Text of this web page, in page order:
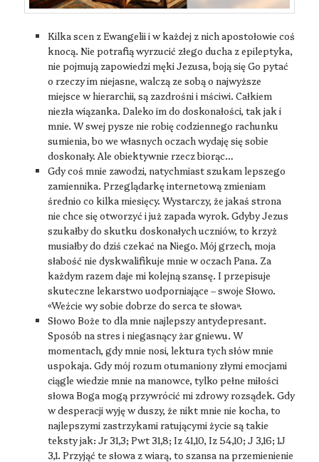
Kilka scen z Ewangelii i w każdej z nich apostołowie coś
knocą. Nie potrafią wyrzucić złego ducha z epileptyka,
nie pojmują zapowiedzi męki Jezusa, boją się Go pytać
o rzeczy im niejasne, walczą ze sobą o najwyższe
miejsce w hierarchii, są zazdrośni i mściwi. Całkiem
niezła wiązanka. Daleko im do doskonałości, tak jak i
mnie. W swej pysze nie robię codziennego rachunku
sumienia, bo we własnych oczach wydaję się sobie
doskonały. Ale obiektywnie rzecz biorąc…
Gdy coś mnie zawodzi, natychmiast szukam lepszego
zamiennika. Przeglądarkę internetową zmieniam
średnio co kilka miesięcy. Wystarczy, że jakaś strona
nie chce się otworzyć i już zapada wyrok. Gdyby Jezus
szukałby do skutku doskonałych uczniów, to krzyż
musiałby do dziś czekać na Niego. Mój grzech, moja
słabość nie dyskwalifikuje mnie w oczach Pana. Za
każdym razem daje mi kolejną szansę. I przepisuje
skuteczne lekarstwo uodporniające – swoje Słowo.
«Weźcie wy sobie dobrze do serca te słowa».
Słowo Boże to dla mnie najlepszy antydepresant.
Sposób na stres i niegasnący żar gniewu. W
momentach, gdy mnie nosi, lektura tych słów mnie
uspokaja. Gdy mój rozum otumaniony złymi emocjami
ciągle wiedzie mnie na manowce, tylko pełne miłości
słowa Boga mogą przywrócić mi zdrowy rozsądek. Gdy
w desperacji wyję w duszy, że nikt mnie nie kocha, to
najlepszymi zastrzykami ratującymi życie są takie
teksty jak: Jr 31,3; Pwt 31,8; Iz 41,10, Iz 54,10; J 3,16; 1J
3,1. Przyjąć te słowa z wiarą, to szansa na przemienienie